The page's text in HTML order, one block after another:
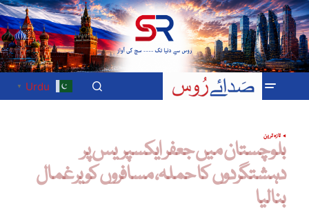
Urdu
▼
تازہ ترین
بلوچستان میں جعفر ایکسپریس پر
دہشتگردوں کا حملہ، مسافروں کو یرغمال
بنالیا